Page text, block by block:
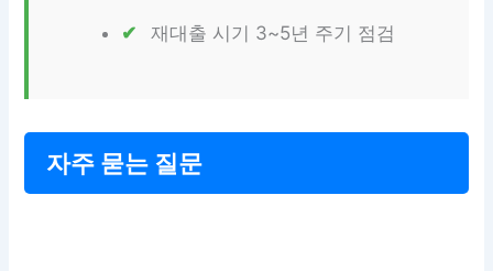
재대출 시기 3~5년 주기 점검
자주 묻는 질문